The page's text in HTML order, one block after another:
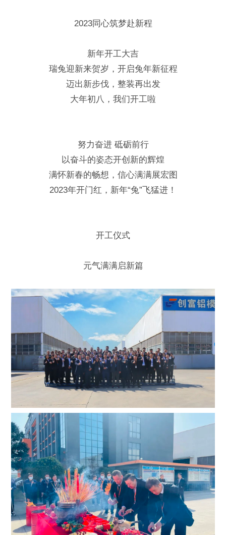
2023同心筑梦赴新程
新年开工大吉
瑞兔迎新来贺岁，开启兔年新征程
迈出新步伐，整装再出发
大年初八，我们开工啦
努力奋进 砥砺前行
以奋斗的姿态开创新的辉煌
满怀新春的畅想，信心满满展宏图
2023年开门红，新年“兔”飞猛进！
开工仪式
元气满满启新篇